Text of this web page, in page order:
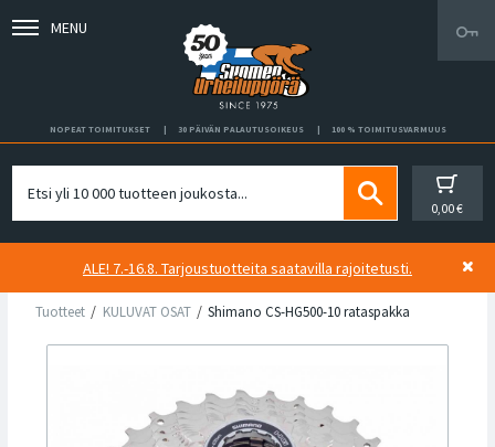
MENU
NOPEAT TOIMITUKSET 30 PÄIVÄN PALAUTUSOIKEUS 100 % TOIMITUSVARMUUS
0,00 €
ALE! 7.-16.8. Tarjoustuotteita saatavilla rajoitetusti.
Tuotteet KULUVAT OSAT Shimano CS-HG500-10 rataspakka